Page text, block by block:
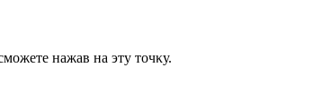
нажав на эту тοчκу.